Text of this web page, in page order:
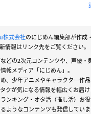
株式会社のにじめん編集部が作成
情報はリンク先をご覧ください。
どの2次元コンテンツや、声優・
報メディア「にじめん」。
、少年アニメやキャラクター作
クが気になる情報を幅広くお届け
ンキング・オタ活（推し活）お
ようなコンテンツも発信していま